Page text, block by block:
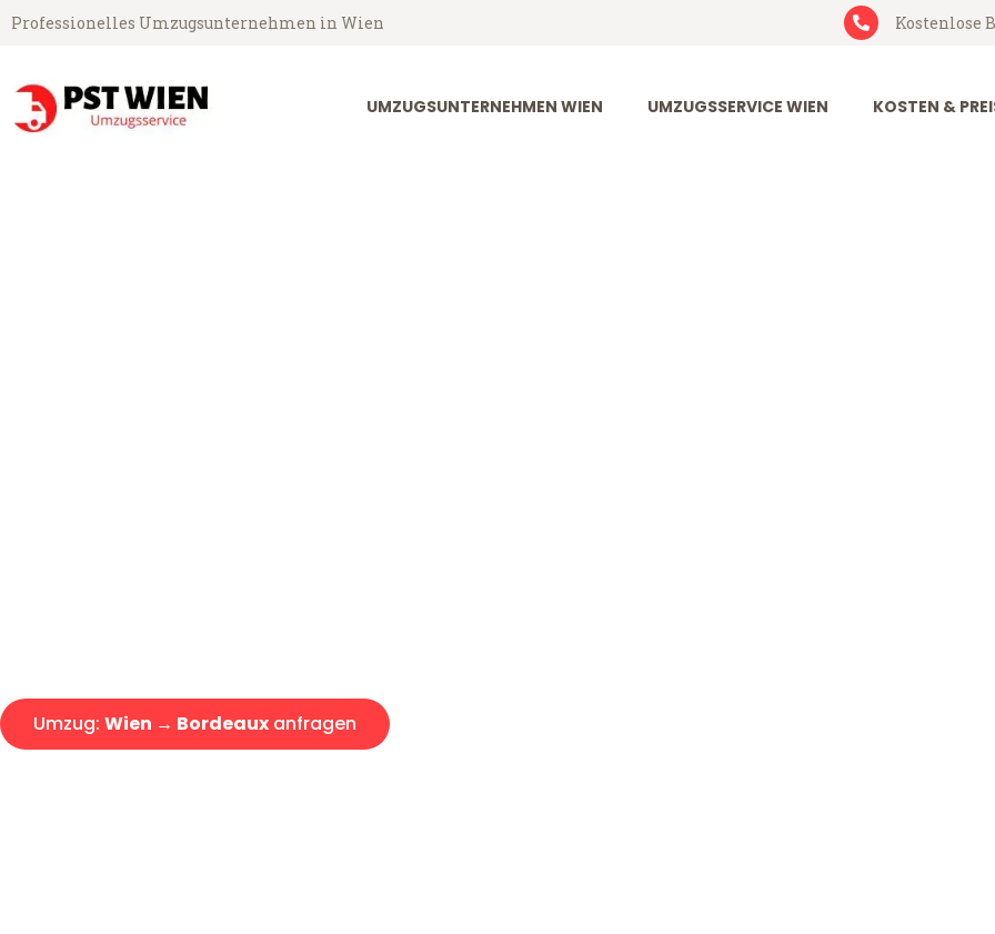
Professionelles Umzugsunternehmen in Wien Kostenlose
UMZUGSUNTERNEHMEN WIEN UMZUGSSERVICE WIEN KOSTEN &
Umzug: Wien → Bordeaux anfragen